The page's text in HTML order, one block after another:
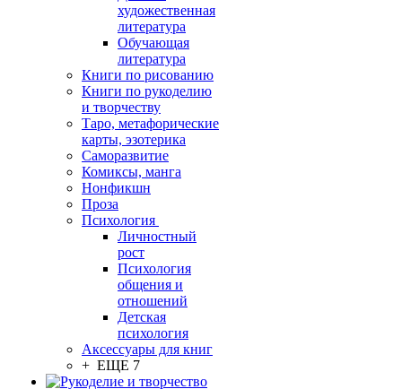
художественная
литература
Обучающая
литература
Книги по рисованию
Книги по рукоделию
и творчеству
Таро, метафорические
карты, эзотерика
Саморазвитие
Комиксы, манга
Нонфикшн
Проза
Психология
Личностный
рост
Психология
общения и
отношений
Детская
психология
Аксессуары для книг
+ ЕЩЕ 7